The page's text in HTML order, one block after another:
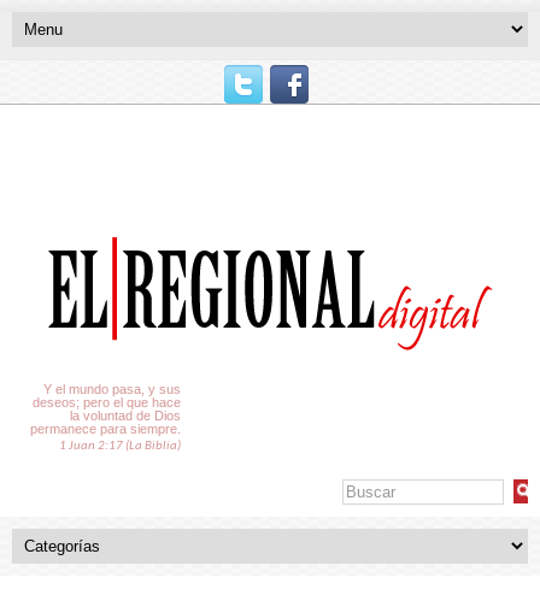
Y el mundo pasa, y sus
deseos; pero el que hace
la voluntad de Dios
permanece para siempre.
1 Juan 2:17 (La Biblia)